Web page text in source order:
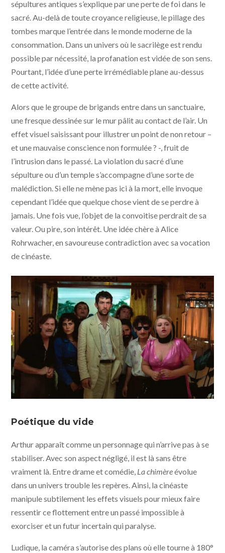
sépultures antiques s’explique par une perte de foi dans le
sacré. Au-delà de toute croyance religieuse, le pillage des
tombes marque l’entrée dans le monde moderne de la
consommation. Dans un univers où le sacrilège est rendu
possible par nécessité, la profanation est vidée de son sens.
Pourtant, l’idée d’une perte irrémédiable plane au-dessus
de cette activité.
Alors que le groupe de brigands entre dans un sanctuaire,
une fresque dessinée sur le mur pâlit au contact de l’air. Un
effet visuel saisissant pour illustrer un point de non retour –
et une mauvaise conscience non formulée ? -, fruit de
l’intrusion dans le passé. La violation du sacré d’une
sépulture ou d’un temple s’accompagne d’une sorte de
malédiction. Si elle ne mène pas ici à la mort, elle invoque
cependant l’idée que quelque chose vient de se perdre à
jamais. Une fois vue, l’objet de la convoitise perdrait de sa
valeur. Ou pire, son intérêt. Une idée chère à Alice
Rohrwacher, en savoureuse contradiction avec sa vocation
de cinéaste.
Production - Amka Films Productions - Arte France
Poétique du vide
Arthur apparaît comme un personnage qui n’arrive pas à se
stabiliser. Avec son aspect négligé, il est là sans être
vraiment là. Entre drame et comédie, La chimèreévolue
dans un univers trouble les repères. Ainsi, la cinéaste
manipule subtilement les effets visuels pour mieux faire
ressentir ce flottement entre un passé impossible à
exorciser et un futur incertain qui paralyse.
Ludique, la caméra s’autorise des plans où elle tourne à 180°